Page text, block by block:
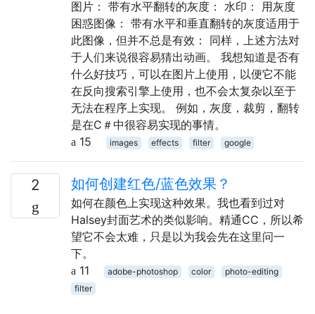
图片： 带有水平翻转的灰度： 水印： 用灰度
困惑图像： 带有水平和垂直翻转的灰度适用于
此图像，但并不总是有效： 同样，上述方法对
于人们来说很容易猜出动画。 我想知道是否有
什么好技巧，可以在图片上使用，以便它不能
在反向搜索引擎上使用，也不会太复杂以至于
无法在程序上实现。 例如，灰度，裁剪，翻转
是在C＃中很容易实现的事情。
15
images effects filter google
2 如何创建红色/蓝色效果？
如何在颜色上实现这种效果。我也看到过对
Halsey封面艺术的类似影响。精通CC，所以希
望它不会太难，只是以为我会先在这里问一
下。
11
adobe-photoshop color
photo-editing
filter